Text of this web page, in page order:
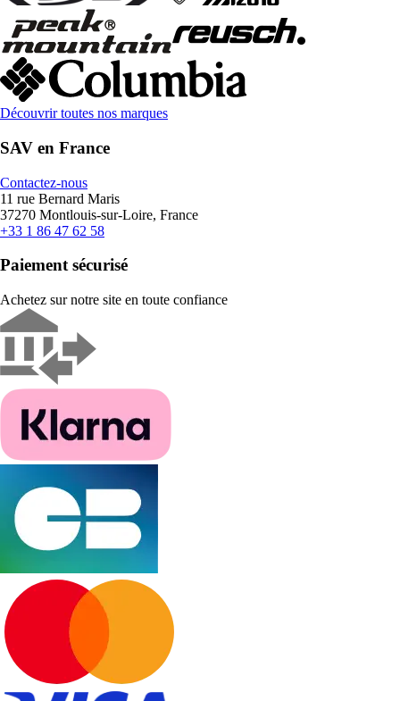
Découvrir toutes nos marques
SAV en France
Contactez-nous
11 rue Bernard Maris
37270 Montlouis-sur-Loire, France
+33 1 86 47 62 58
Paiement sécurisé
Achetez sur notre site en toute confiance